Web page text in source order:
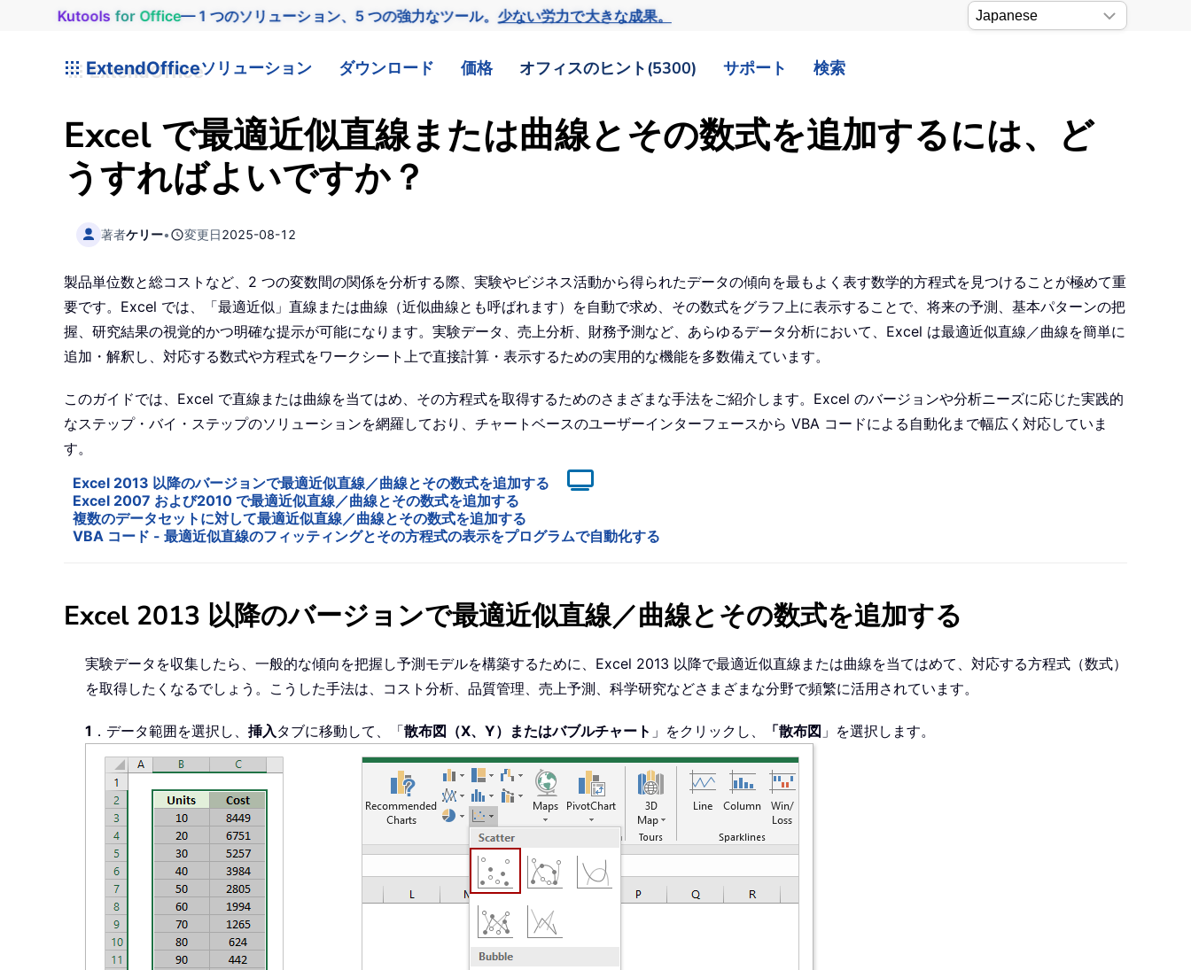
Kutools for Office— 1 つのソリューション、5 つの強力なツール。少ない労力で大きな成果。
ExtendOfficeソリューション ダウンロード 価格 オフィスのヒント(5300) サポート 検索
Excel で最適近似直線または曲線とその数式を追加するには、ど
うすればよいですか？
著者ケリー• 変更日2025-08-12
製品単位数と総コストなど、2 つの変数間の関係を分析する際、実験やビジネス活動から得られたデータの傾向を最もよく表す数学的方程式を見つけることが極めて重
要です。Excel では、「最適近似」直線または曲線（近似曲線とも呼ばれます）を自動で求め、その数式をグラフ上に表示することで、将来の予測、基本パターンの把
握、研究結果の視覚的かつ明確な提示が可能になります。実験データ、売上分析、財務予測など、あらゆるデータ分析において、Excel は最適近似直線／曲線を簡単に
追加・解釈し、対応する数式や方程式をワークシート上で直接計算・表示するための実用的な機能を多数備えています。
このガイドでは、Excel で直線または曲線を当てはめ、その方程式を取得するためのさまざまな手法をご紹介します。Excel のバージョンや分析ニーズに応じた実践的
なステップ・バイ・ステップのソリューションを網羅しており、チャートベースのユーザーインターフェースから VBA コードによる自動化まで幅広く対応していま
す。
Excel 2013 以降のバージョンで最適近似直線／曲線とその数式を追加する
Excel 2007 および2010 で最適近似直線／曲線とその数式を追加する
複数のデータセットに対して最適近似直線／曲線とその数式を追加する
VBA コード - 最適近似直線のフィッティングとその方程式の表示をプログラムで自動化する
Excel 2013 以降のバージョンで最適近似直線／曲線とその数式を追加する
実験データを収集したら、一般的な傾向を把握し予測モデルを構築するために、Excel 2013 以降で最適近似直線または曲線を当てはめて、対応する方程式（数式）
を取得したくなるでしょう。こうした手法は、コスト分析、品質管理、売上予測、科学研究などさまざまな分野で頻繁に活用されています。
1 ．データ範囲を選択し、 挿入タブに移動して、「散布図（X、Y）またはバブルチャート 」をクリックし、 「散布図 」を選択します。